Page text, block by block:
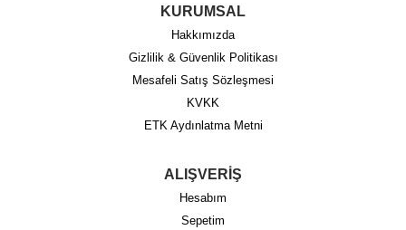
KURUMSAL
Hakkımızda
Gizlilik & Güvenlik Politikası
Mesafeli Satış Sözleşmesi
KVKK
ETK Aydınlatma Metni
ALIŞVERİŞ
Hesabım
Sepetim